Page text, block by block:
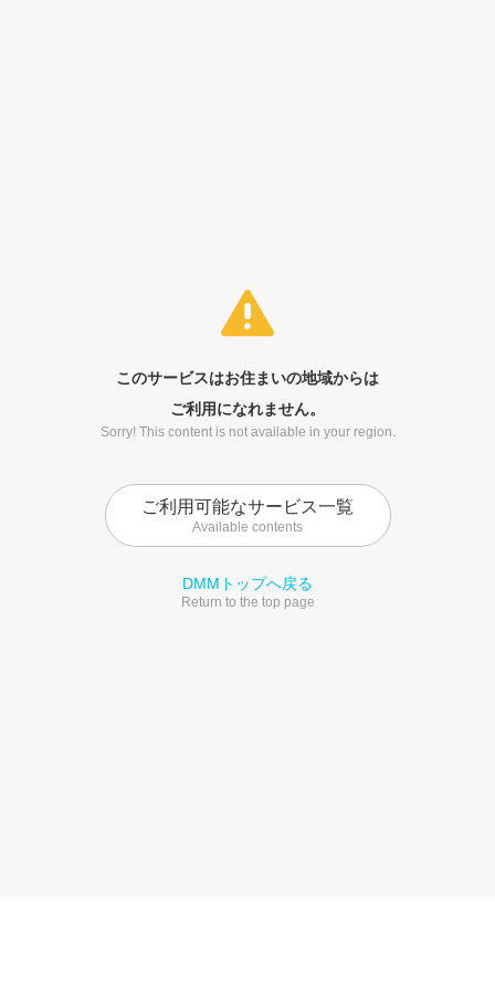
このサービスはお住まいの地域からは
ご利用になれません。
Sorry! This content is not available in your region.
ご利用可能なサービス一覧
Available contents
DMMトップへ戻る
Return to the top page